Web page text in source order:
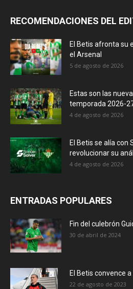
RECOMENDACIONES DEL
El Betis afronta su
el Arsenal
5 de agosto de 2026
Estas son las
temporada 2026-
4 de agosto de 2026
El Betis se alía con
revolucionar su
4 de agosto de 2026
ENTRADAS POPULARES
Fin del culebrón
30 de abril de 2024
El Betis convence
22 de agosto de 2023